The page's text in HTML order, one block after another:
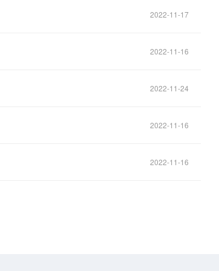
2022-11-17
2022-11-16
2022-11-24
2022-11-16
2022-11-16